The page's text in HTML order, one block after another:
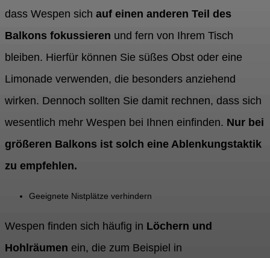
dass Wespen sich auf einen anderen Teil des
Balkons fokussieren und fern von Ihrem Tisch
bleiben. Hierfür können Sie süßes Obst oder eine
Limonade verwenden, die besonders anziehend
wirken. Dennoch sollten Sie damit rechnen, dass sich
wesentlich mehr Wespen bei Ihnen einfinden. Nur bei
größeren Balkons ist solch eine Ablenkungstaktik
zu empfehlen.
Geeignete Nistplätze verhindern
Wespen finden sich häufig in Löchern und
Hohlräumen ein, die zum Beispiel in